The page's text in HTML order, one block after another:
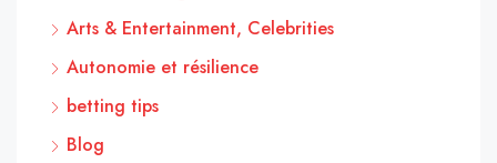
Arts & Entertainment, Celebrities
Autonomie et résilience
betting tips
Blog